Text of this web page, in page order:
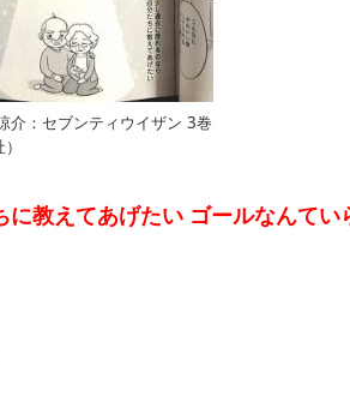
介：セブンティウイザン 3巻
に教えてあげたい ゴールなんてい